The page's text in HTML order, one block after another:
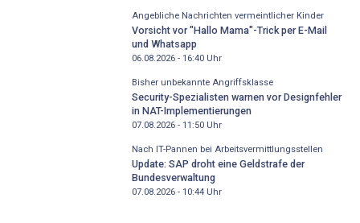
Angebliche Nachrichten vermeintlicher Kinder
Vorsicht vor "Hallo Mama"-Trick per E-Mail
und Whatsapp
06.08.2026 - 16:40Uhr
Bisher unbekannte Angriffsklasse
Security-Spezialisten warnen vor Designfehler
in NAT-Implementierungen
07.08.2026 - 11:50Uhr
Nach IT-Pannen bei Arbeitsvermittlungsstellen
Update: SAP droht eine Geldstrafe der
Bundesverwaltung
07.08.2026 - 10:44Uhr